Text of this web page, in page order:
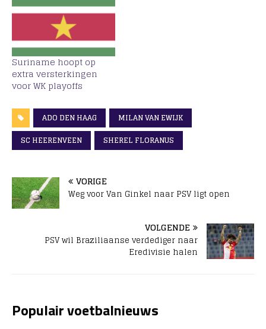
Suriname hoopt op
extra versterkingen
voor WK playoffs
ADO DEN HAAG
MILAN VAN EWIJK
SC HEERENVEEN
SHEREL FLORANUS
VORIGE
Weg voor Van Ginkel naar PSV ligt open
VOLGENDE
PSV wil Braziliaanse verdediger naar
Eredivisie halen
Populair voetbalnieuws